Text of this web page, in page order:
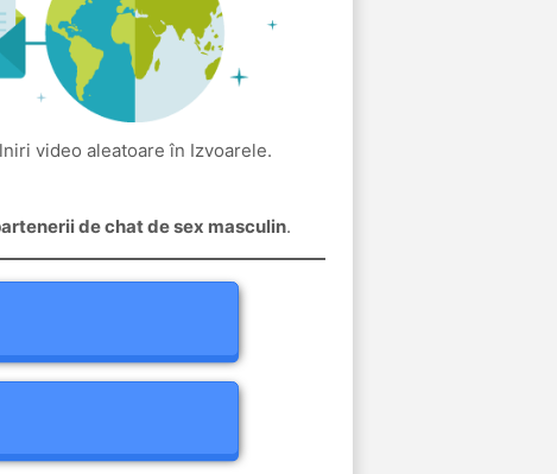
video aleatoare în Izvoarele.
de chat de sex masculin.